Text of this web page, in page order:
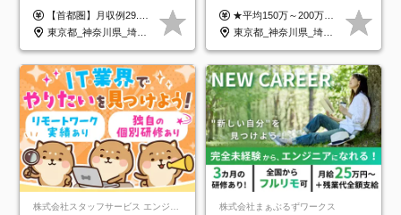
属／月収例29.5万円／Web
面接1回／土日面接可/SE
【首都圏】月収例29.5万円（月給26万円＋諸手当） 【東海・関西】月収例28.5万円（月給25万円＋諸手当） 【九州】月収例26万円（月給23万円＋諸手当） ※経験・スキル・前職給与を踏まえ、総合的に判断して決定します。 例：首都圏 月収例31万円（月給27万円＋諸手当） ◆各種手当 ・通勤手当（上限4万円まで） ・残業代手当（1分単位で全額支給） ※固定残業代制は採用しておりません ・深夜勤務手当 ・資格取得支援（ランクに応じてお祝い金1万円～10万円を支給） ◆昇給：年1回 ◆補足 ・研修中1ヶ月間は、時給1670円となります。 ・試用期間6ヶ月あり。その間の待遇に変更はありません。 ※詳細は面接時にご案内します。
東京都_神奈川県_埼玉県_千葉県_大阪府_愛知県_兵庫県_京都府_福岡県
OK/年休130日/平均残業7h/
約2万件の案件から選択
★平均150万～200万円年収UPを実現！ ★前職給与を100％保証！ ★案件内容の開示・明確な評価体制あり ⇒クライアント評価で即昇給を実現したケースも◎ ★年12回（毎月昇給チャンスあり） ■月給35万円～103万円 ※経験・能力・前職給与を考慮し、決定 ※上記給与には月30時間分(6万6500円以上)の固定残業代が含まれます。超過分は手当として別途支給します ※試用期間3ヶ月あり(期間中の給与・待遇面に差異はありません) ▼収入アップの実例をご紹介 ───────────── ★働き方改革をした30代男性（PG） 子どもが生まれたばかりなのに、忙しい現場で残業も月50～60時間が当たり前。 ⇒残業ほぼゼロ＆週3リモートの働き方に！しかも給与もアップ！ ★収入アップした30代男性（PM） 子供が3人いて家計も苦しく、残業代で稼ぐ日々… ⇒残業をたくさんしていた年収額より、100万円以上アップしました！
東京都_神奈川県_埼玉県_千葉県_大阪府_愛知県_北海道_青森県_岩手県_宮城県_秋田県_山形県_福島県_茨城県_栃木県_群馬県_新潟県_山梨県_長野県_富山県_石川県_福井県_静岡県_岐阜県_三重県_兵庫県_京都府_滋賀県_奈良県_和歌山県_広島県_岡山県_鳥取県_島根県_山口県_徳島県_香川県_愛媛県_高知県_福岡県_熊本県_佐賀県_長崎県_大分県_宮崎県_鹿児島県_沖縄県
株式会社スタッフサービス エンジニアリング事業本部 株式会社まぁぶるずワークス